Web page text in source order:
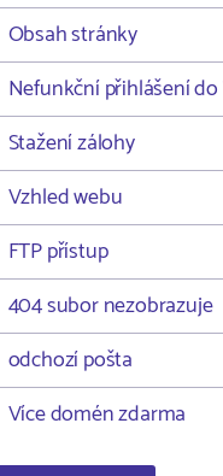
Obsah stránky
Nefunkční přihlášení
Stažení zálohy
Vzhled webu
FTP přístup
404 subor nezobrazuje
odchozí pošta
Více domén zdarma